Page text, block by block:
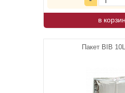
в
Пакет BIB